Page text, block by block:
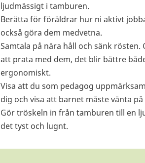
ljudmässigt i tamburen.
Berätta för föräldrar hur ni aktivt
också göra dem medvetna.
Samtala på nära håll och sänk rösten.
att prata med dem, det blir bättre
ergonomiskt.
Visa att du som pedagog
dig och visa att barnet måste vänta
Gör tröskeln in från tamburen till en
det tyst och lugnt.